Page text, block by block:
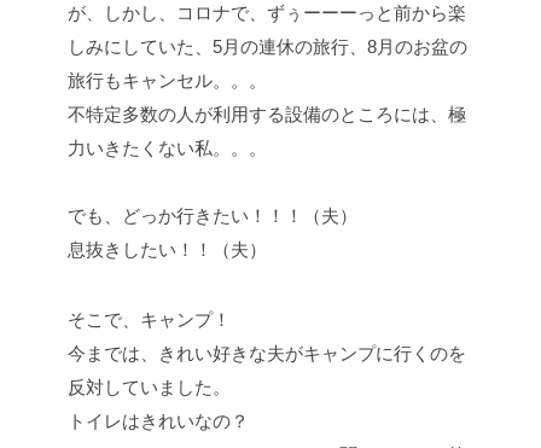
が、しかし、コロナで、ずぅーーーっと前から楽
しみにしていた、5月の連休の旅行、8月のお盆の
旅行もキャンセル。。。
不特定多数の人が利用する設備のところには、極
力いきたくない私。。。
でも、どっか行きたい！！！（夫）
息抜きしたい！！（夫）
そこで、キャンプ！
今までは、きれい好きな夫がキャンプに行くのを
反対していました。
トイレはきれいなの？